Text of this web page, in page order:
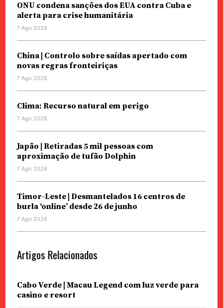
ONU condena sanções dos EUA contra Cuba e
alerta para crise humanitária
7 Ago 2026
China | Controlo sobre saídas apertado com
novas regras fronteiriças
7 Ago 2026
Clima: Recurso natural em perigo
7 Ago 2026
Japão | Retiradas 5 mil pessoas com
aproximação de tufão Dolphin
7 Ago 2026
Timor-Leste | Desmantelados 16 centros de
burla ‘online’ desde 26 de junho
7 Ago 2026
Artigos Relacionados
Cabo Verde | Macau Legend com luz verde para
casino e resort